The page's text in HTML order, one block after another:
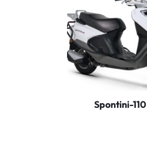
VOGE
YAMAHA
YUKI ATV
Spontini-110